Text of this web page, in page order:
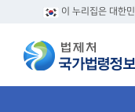
이 누리집은 대한